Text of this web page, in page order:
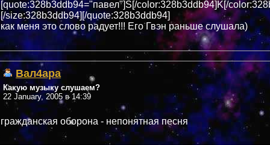
[quote:328b3ddb94="павел"]S[/color:328b3ddb94]K[/
[/size:328b3ddb94][/quote:328b3ddb94]
как меня это слово радует!!! Его Гвэн раньше слушала)
Вал4ара
Какую музыку слушаем?
22 January, 2005 в 14:39
гражданская оборона - непонятная песня